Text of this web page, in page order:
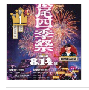
1